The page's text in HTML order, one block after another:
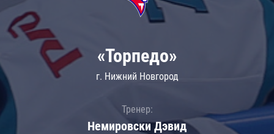
«Торпедо»
г. Нижний Новгород
Тренер:
Немировски Дэвид